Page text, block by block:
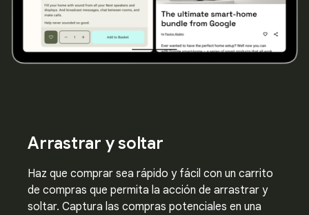
Arrastrar y soltar
Haz que comprar sea rápido y fácil con un carrito
de compras que permita la acción de arrastrar y
soltar. Captura las compras potenciales en una